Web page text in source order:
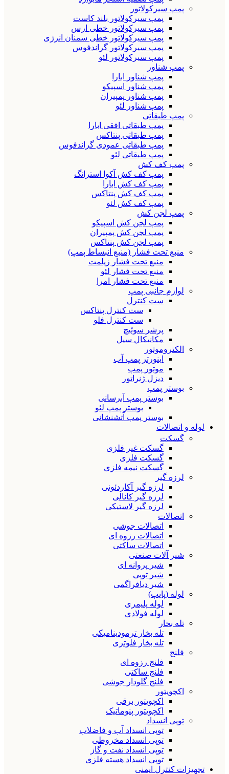
پمپ سیرکولاتور
پمپ سیرکولاتور بلند کاست
پمپ سیرکولاتور خطی ارس
پمپ سیرکولاتور خطی سمنان انرژی
پمپ سیرکولاتور گراندفوس
پمپ سیرکولاتور لئو
پمپ شناور
پمپ شناور ابارا
پمپ شناور اسپیکو
پمپ شناور پمپیران
پمپ شناور لئو
پمپ طبقاتی
پمپ طبقاتی افقی ابارا
پمپ طبقاتی پنتاکس
پمپ طبقاتی عمودی گراندفوس
پمپ طبقاتی لئو
پمپ کف کش
پمپ کف کش آکوا استرانگ
پمپ کف کش ابارا
پمپ کف کش پنتاکس
پمپ کف کش لئو
پمپ لجن کش
پمپ لجن کش اسپیکو
پمپ لجن کش پمپیران
پمپ لجن کش پنتاکس
منبع تحت فشار (منبع انبساط پمپ)
منبع تحت فشار زیلمت
منبع تحت فشار لئو
منبع تحت فشار امرا
لوازم جانبی پمپ
ست کنترل
ست کنترل پنتاکس
ست کنترل فلو
پرشر سوئیچ
مکانیکال سیل
الکتروموتور
اینورتر پمپ آب
موتور پمپ
دیزل ژنراتور
بوستر پمپ
بوستر پمپ آبرسانی
بوستر پمپ لئو
بوستر پمپ آتشنشانی
لوله و اتصالات
گسکت
گسکت غیر فلزی
گسکت فلزی
گسکت نیمه فلزی
لرزه گیر
لرزه گیر آکاردئونی
لرزه گیر کانالی
لرزه گیر لاستیکی
اتصالات
اتصالات جوشی
اتصالات رزوه ای
اتصالات ساکتی
شیر آلات صنعتی
شیر پروانه ای
شیر توپی
شیر دیافراگمی
لوله (پایپ)
لوله پلیمری
لوله فولادی
تله بخار
تله بخار ترمودینامیکی
تله بخار فلوتری
فلنج
فلنج رزوه ای
فلنج ساکتی
فلنج گلودار جوشی
اکچویتور
اکچویتور برقی
اکچویتور پنوماتیک
توپی انسداد
توپی انسداد آب و فاضلاب
توپی انسداد مخروطی
توپی انسداد نفت و گاز
توپی انسداد هسته فلزی
تجهیزات کنترل ایمنی